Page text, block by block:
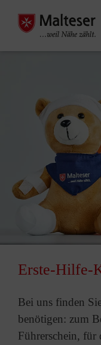
Erste-Hilfe-
Bei uns finden
benötigen: zum
Führerschein, für